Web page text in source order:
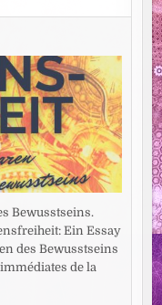
Bewusstseins.
Ein Essay
des Bewusstseins
de la